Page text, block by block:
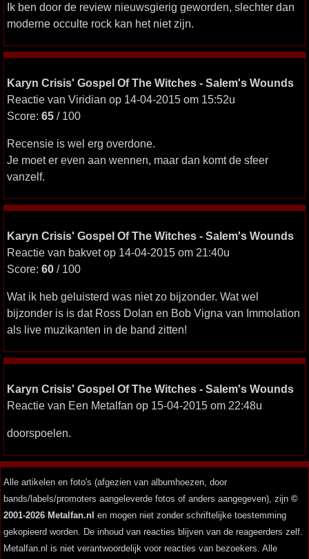
Ik ben door de review nieuwsgierig geworden, slechter dan
moderne occulte rock kan het niet zijn.
Karyn Crisis' Gospel Of The Witches - Salem's Wounds
Reactie van Viridian op 14-04-2015 om 15:52u
Score: 65 / 100
Recensie is wel erg overdone.
Je moet er even aan wennen, maar dan komt de sfeer
vanzelf.
Karyn Crisis' Gospel Of The Witches - Salem's Wounds
Reactie van bakvet op 14-04-2015 om 21:40u
Score: 60 / 100
Wat ik heb geluisterd was niet zo bijzonder. Wat wel
bijzonder is is dat Ross Dolan en Bob Vigna van Immolation
als live muzikanten in de band zitten!
Karyn Crisis' Gospel Of The Witches - Salem's Wounds
Reactie van Een Metalfan op 15-04-2015 om 22:48u
doorspoelen.
Alle artikelen en foto's (afgezien van albumhoezen, door
bands/labels/promoters aangeleverde fotos of anders aangegeven), zijn ©
2001-2026 Metalfan.nl en mogen niet zonder schriftelijke toestemming
gekopieerd worden. De inhoud van reacties blijven van de reageerders zelf.
Metalfan.nl is niet verantwoordelijk voor reacties van bezoekers. Alle